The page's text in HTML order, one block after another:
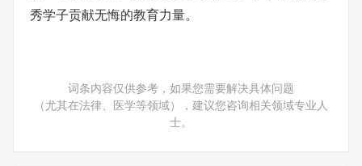
秀学子贡献无悔的教育力量。
词条内容仅供参考，如果您需要解决具体问题
（尤其在法律、医学等领域），建议您咨询相关领域专业人
士。